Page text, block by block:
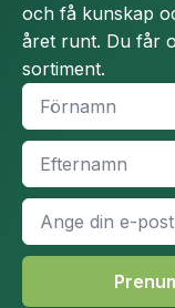
och få kunskap
året runt. Du får
sortiment.
Namn
Efternamn
E-
post
*